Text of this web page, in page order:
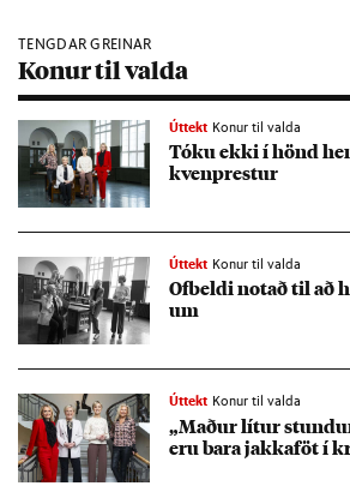
TENGDAR GREINAR
Konur til valda
Úttekt Konur til valda
Tóku ekki í hönd
kven­prest­ur
Úttekt Konur til valda
Of­beldi not­að til að
um
Úttekt Konur til valda
„Mað­ur lít­ur
eru bara jakka­föt í